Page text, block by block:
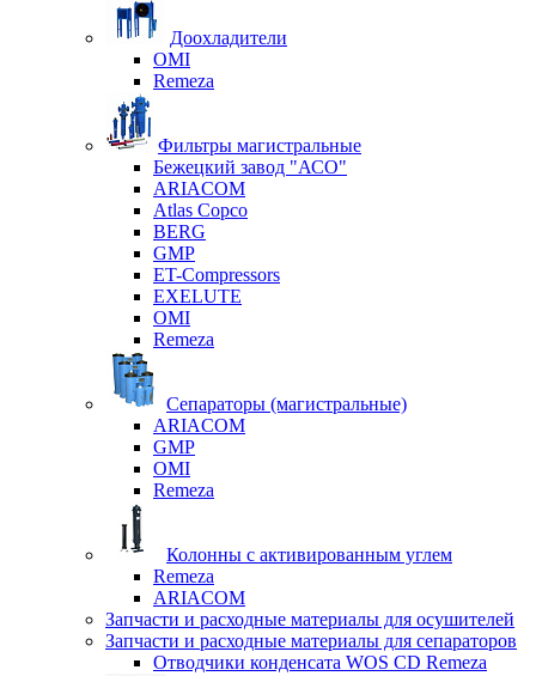
Доохладители
OMI
Remeza
Фильтры магистральные
Бежецкий завод "АСО"
ARIACOM
Atlas Copco
BERG
GMP
ET-Compressors
EXELUTE
OMI
Remeza
Сепараторы (магистральные)
ARIACOM
GMP
OMI
Remeza
Колонны с активированным углем
Remeza
ARIACOM
Запчасти и расходные материалы для осушителей
Запчасти и расходные материалы для сепараторов
Отводчики конденсата WOS CD Remeza